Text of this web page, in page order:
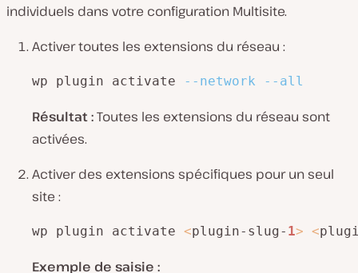
individuels dans votre configuration Multisite.
Activer toutes les extensions du réseau :
wp plugin activate --network --all
Résultat :Toutes les extensions du réseau sont
activées.
Activer des extensions spécifiques pour un seul
site :
wp plugin activate <plugin-slug- 1> <
Exemple de saisie :